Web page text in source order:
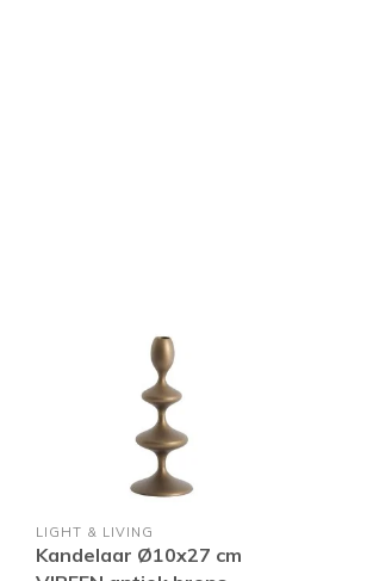
LIGHT & LIVING
Kandelaar Ø10x27 cm